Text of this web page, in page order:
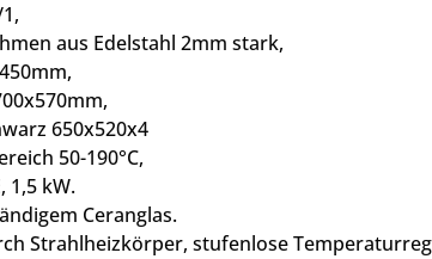
aus Edelstahl 2mm stark,
650x520x4
50-190°C,
1,5 kW.
Ceranglas.
Strahlheizkörper, stufenlose